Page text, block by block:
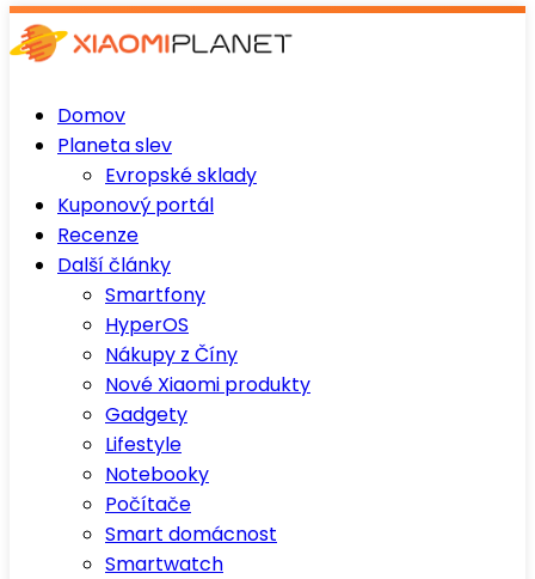
Domov
Planeta slev
Evropské sklady
Kuponový portál
Recenze
Další články
Smartfony
HyperOS
Nákupy z Číny
Nové Xiaomi produkty
Gadgety
Lifestyle
Notebooky
Počítače
Smart domácnost
Smartwatch